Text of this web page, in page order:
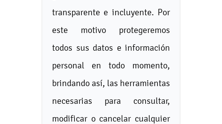
transparente e incluyente. Por
este motivo protegeremos
todos sus datos e información
personal en todo momento,
brindando así, las herramientas
necesarias para consultar,
modificar o cancelar cualquier